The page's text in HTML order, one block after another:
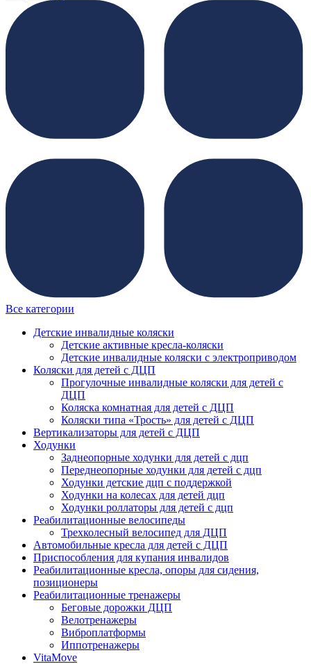
Все категории
Детские инвалидные коляски
Детские активные кресла-коляски
Детские инвалидные коляски с электроприводом
Коляски для детей с ДЦП
Прогулочные инвалидные коляски для детей с
ДЦП
Коляска комнатная для детей с ДЦП
Коляски типа «Трость» для детей с ДЦП
Вертикализаторы для детей с ДЦП
Ходунки
Заднеопорные ходунки для детей с дцп
Переднеопорные ходунки для детей с дцп
Ходунки детские дцп с поддержкой
Ходунки на колесах для детей дцп
Ходунки роллаторы для детей с дцп
Реабилитационные велосипеды
Трехколесный велосипед для ДЦП
Автомобильные кресла для детей с ДЦП
Приспособления для купания инвалидов
Реабилитационные кресла, опоры для сидения,
позиционеры
Реабилитационные тренажеры
Беговые дорожки ДЦП
Велотренажеры
Виброплатформы
Иппотренажеры
VitaMove